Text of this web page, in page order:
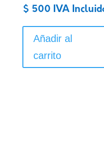
$ 500 IVA
Añadir al
carrito